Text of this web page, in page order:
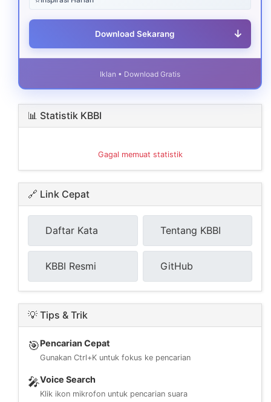
Download Sekarang ↓
Iklan • Download Gratis
📊 Statistik KBBI
Gagal memuat statistik
🔗 Link Cepat
Daftar Kata Tentang KBBI
KBBI Resmi GitHub
💡 Tips & Trik
🎯Pencarian Cepat
Gunakan Ctrl+K untuk fokus ke pencarian
🎤Voice Search
Klik ikon mikrofon untuk pencarian suara